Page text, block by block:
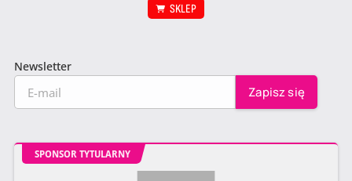
SKLEP
Newsletter
SPONSOR TYTULARNY